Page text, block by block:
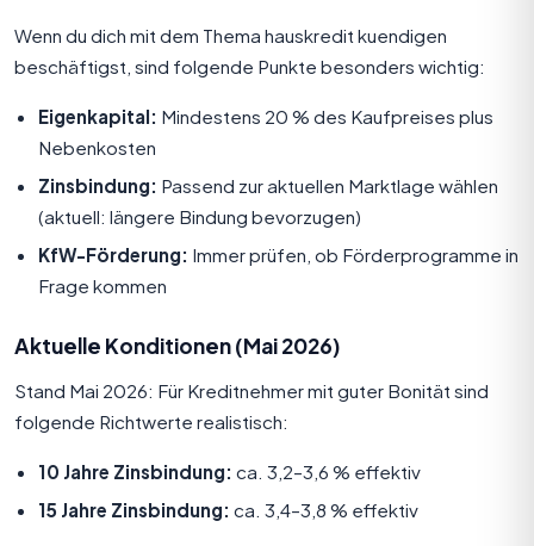
Wenn du dich mit dem Thema hauskredit kuendigen
beschäftigst, sind folgende Punkte besonders wichtig:
Eigenkapital: Mindestens 20 % des Kaufpreises plus
Nebenkosten
Zinsbindung: Passend zur aktuellen Marktlage wählen
(aktuell: längere Bindung bevorzugen)
KfW-Förderung: Immer prüfen, ob Förderprogramme in
Frage kommen
Aktuelle Konditionen (Mai 2026)
Stand Mai 2026: Für Kreditnehmer mit guter Bonität sind
folgende Richtwerte realistisch:
10 Jahre Zinsbindung: ca. 3,2–3,6 % effektiv
15 Jahre Zinsbindung: ca. 3,4–3,8 % effektiv